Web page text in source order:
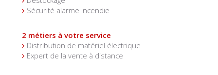
Sécurité alarme incendie
2 métiers à votre service
Distribution de matériel électrique
Expert de la vente à distance